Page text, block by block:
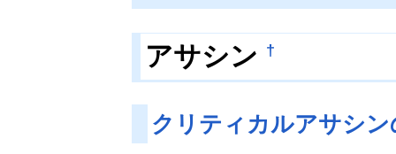
アサシン †
クリティカルアサシン